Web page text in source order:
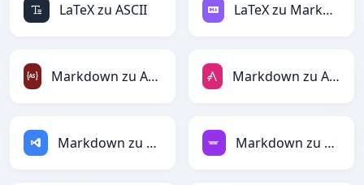
LaTeX zu ASCII LaTeX zu Markdown
Markdown zu ActionScript Markdown zu AsciiDoc
Markdown zu ASP Markdown zu Avro